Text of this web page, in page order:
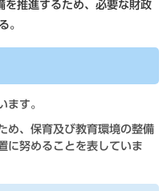
推進するため、必要な財政
。
ます。
め、保育及び教育環境の整備
に努めることを表していま